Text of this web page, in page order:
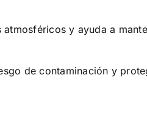
y ayuda a
de contaminación y